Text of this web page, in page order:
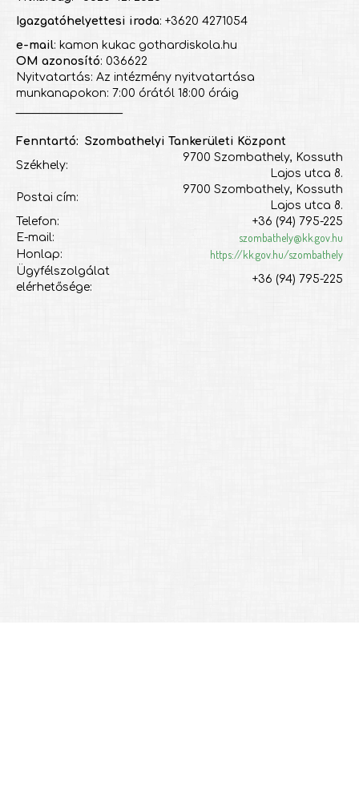
Igazgatóhelyettesi iroda: +3620 4271054
e-mail: kamon kukac gothardiskola.hu
OM azonosító: 036622
Nyitvatartás: Az intézmény nyitvatartása
munkanapokon: 7:00 órától 18:00 óráig
Fenntartó: Szombathelyi Tankerületi Központ
Székhely:
9700 Szombathely, Kossuth
Lajos utca 8.
Postai cím:
9700 Szombathely, Kossuth
Lajos utca 8.
Telefon:
+36 (94) 795-225
E-mail:
szombathely@kk.gov.hu
Honlap: https://kk.gov.hu/szombathely
Ügyfélszolgálat
elérhetősége:
+36 (94) 795-225